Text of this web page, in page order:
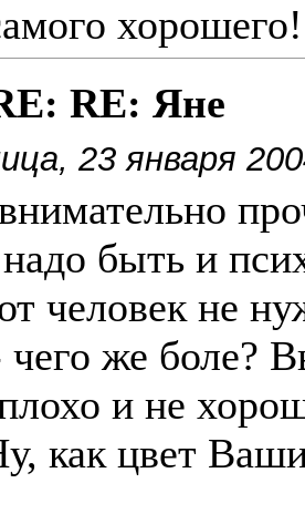
хорошего!
RE: Яне
23 января
быть и
человек не
чего же боле?
и не
как цвет